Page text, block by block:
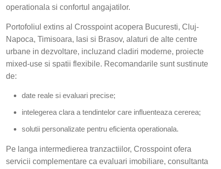
operationala si confortul angajatilor.
Portofoliul extins al Crosspoint acopera Bucuresti, Cluj-
Napoca, Timisoara, Iasi si Brasov, alaturi de alte centre
urbane in dezvoltare, incluzand cladiri moderne, proiecte
mixed-use si spatii flexibile. Recomandarile sunt sustinute
de:
date reale si evaluari precise;
intelegerea clara a tendintelor care influenteaza cererea;
solutii personalizate pentru eficienta operationala.
Pe langa intermedierea tranzactiilor, Crosspoint ofera
servicii complementare ca evaluari imobiliare, consultanta